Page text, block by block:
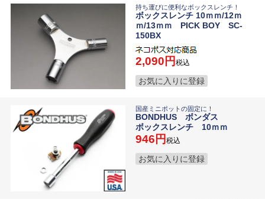
持ち運びに便利なボックスレンチ！
ボックスレンチ 10ｍｍ/12ｍ
ｍ/13ｍｍ PICK BOY SC-
150BX
2,090 税込
お気に入りに登録
国産ミニポットの固定に！
BONDHUS ボンダス
ボックスレンチ 10ｍｍ
946 税込
お気に入りに登録